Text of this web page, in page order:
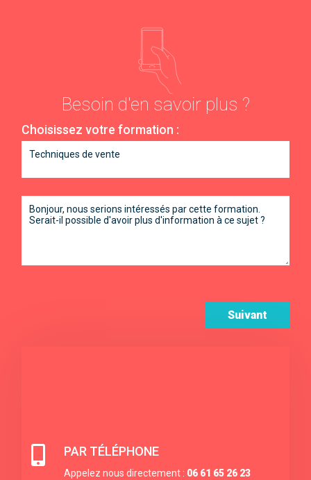
Besoin d'en savoir plus ?
Choisissez votre formation :
Suivant
 PAR TÉLÉPHONE
Appelez nous directement : 06 61 65 26 23